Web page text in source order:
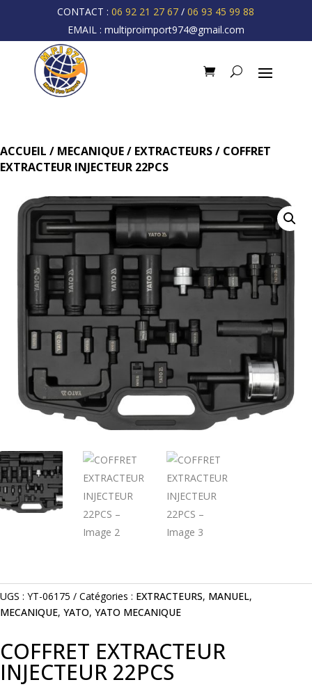
CONTACT :06 92 21 27 67 /06 93 45 99 88
EMAIL : multiproimport974@gmail.com
ACCUEIL / MECANIQUE/ EXTRACTEURS/ COFFRET
EXTRACTEUR INJECTEUR 22PCS
UGS : YT-06175 Catégories : EXTRACTEURS, MANUEL,
MECANIQUE, YATO, YATO MECANIQUE
COFFRET EXTRACTEUR
INJECTEUR 22PCS